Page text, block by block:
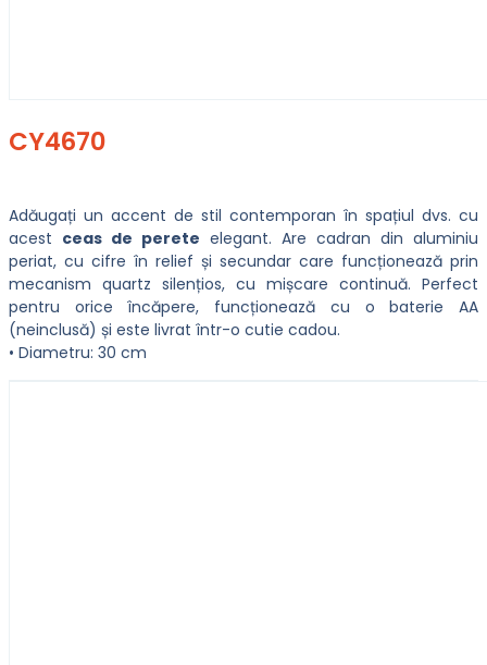
CY4670
Adăugați un accent de stil contemporan în spațiul dvs. cu
acest ceas de perete elegant. Are cadran din aluminiu
periat, cu cifre în relief și secundar care funcționează prin
mecanism quartz silențios, cu mișcare continuă. Perfect
pentru orice încăpere, funcționează cu o baterie AA
(neinclusă) și este livrat într-o cutie cadou.
• Diametru: 30 cm